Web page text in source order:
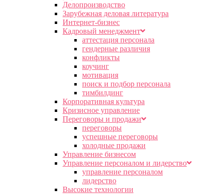
Делопроизводство
Зарубежная деловая литература
Интернет-бизнес
Кадровый менеджмент
аттестация персонала
гендерные различия
конфликты
коучинг
мотивация
поиск и подбор персонала
тимбилдинг
Корпоративная культура
Кризисное управление
Переговоры и продажи
переговоры
успешные переговоры
холодные продажи
Управление бизнесом
Управление персоналом и лидерство
управление персоналом
лидерство
Высокие технологии